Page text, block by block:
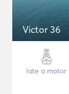
Victor 36
Iate a motor